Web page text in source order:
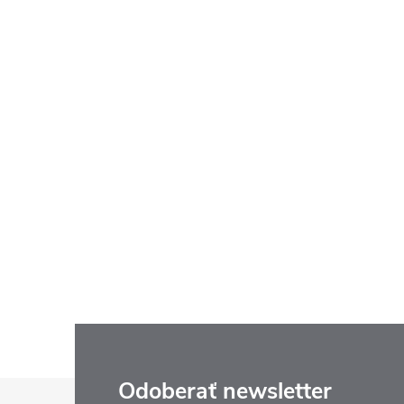
Odoberať newsletter